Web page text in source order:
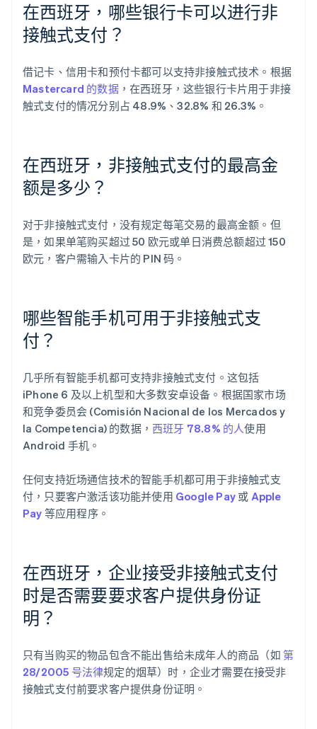
在西班牙，哪些银行卡可以进行非
接触式支付？
借记卡、信用卡和预付卡都可以支持非接触式技术。根据
Mastercard 的数据，在西班牙，这些银行卡片用于非接
触式支付的情况分别占 48.9%、32.8% 和 26.3%。
在西班牙，非接触式支付的最高金
额是多少？
对于非接触式支付，没有规定每笔交易的最高金额。但
是，如果单笔购买超过 50 欧元或单日消费总额超过 150
欧元，客户需输入卡片的 PIN 码。
哪些智能手机可用于非接触式支
付？
几乎所有智能手机都可支持非接触式支付。这包括
iPhone 6 及以上机型和大多数安卓设备。根据国家市场
和竞争委员会 (Comisión Nacional de los Mercados y
la Competencia) 的数据， 西班牙 78.8% 的人使用
Android 手机。
任何支持近场通信技术的智能手机都可用于非接触式支
付，只要客户激活该功能并使用 Google Pay 或 Apple
Pay 等应用程序。
在西班牙，企业接受非接触式支付
时是否需要要求客户提供身份证
明？
只有当购买的物品包含不能出售给未成年人的商品（如 第
28/2005 号法律规定的烟草）时，企业才需要在接受非
接触式支付前要求客户提供身份证明。
English
爱沙尼亚
English
奥地利
Deutsch
English
巴西
PortuguêsEnglish